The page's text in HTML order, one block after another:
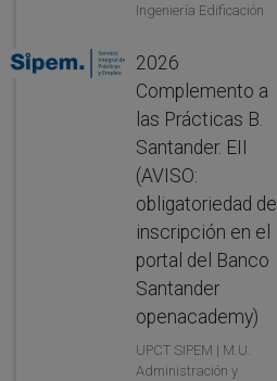
Ingeniería Edificación
2026
Complemento a
las Prácticas B.
Santander. EII
(AVISO:
obligatoriedad de
inscripción en el
portal del Banco
Santander
openacademy)
UPCT SIPEM | M.U.
Administración y